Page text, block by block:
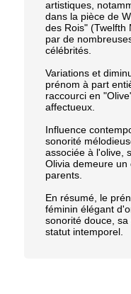
artistiques,
dans la pièce de
des Rois" (Twelfth
par de
célébrités.
Variations et
prénom à part
raccourci en
affectueux.
Influence
sonorité
associée à l'olive,
Olivia demeure
parents.
En résumé, le
féminin élégant
sonorité douce,
statut intemporel.